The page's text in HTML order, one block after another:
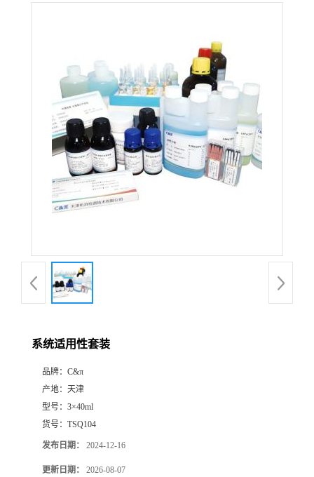
系统适用性套装
品牌： C&π
产地： 天津
型号： 3×40ml
货号： TSQ104
发布日期： 2024-12-16
更新日期： 2026-08-07